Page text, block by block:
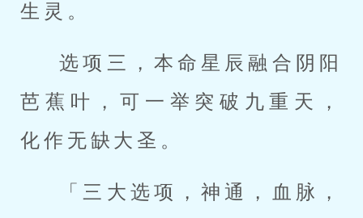
生灵。
选项三，本命星辰融合阴阳
芭蕉叶，可一举突破九重天，
化作无缺大圣。
「三大选项，神通，血脉，